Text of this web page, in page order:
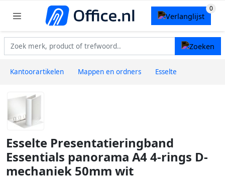
Kantoorartikelen Mappen en ordners Esselte
Esselte Presentatieringband
Essentials panorama A4 4-rings D-
mechaniek 50mm wit